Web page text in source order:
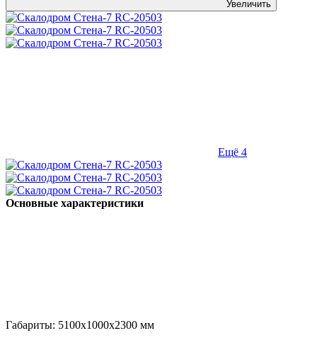
Увеличить
Ещё 4
Основные характеристики
Габариты: 5100x1000x2300 мм